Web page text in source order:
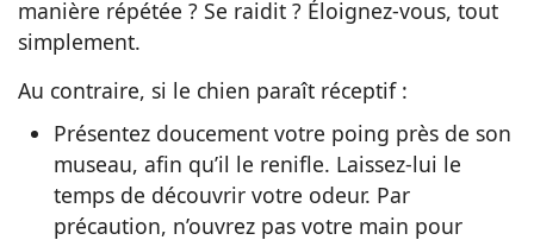
manière répétée ? Se raidit ? Éloignez-vous, tout
simplement.
Au contraire, si le chien paraît réceptif :
Présentez doucement votre poing près de son
museau, afin qu’il le renifle. Laissez-lui le
temps de découvrir votre odeur. Par
précaution, n’ouvrez pas votre main pour